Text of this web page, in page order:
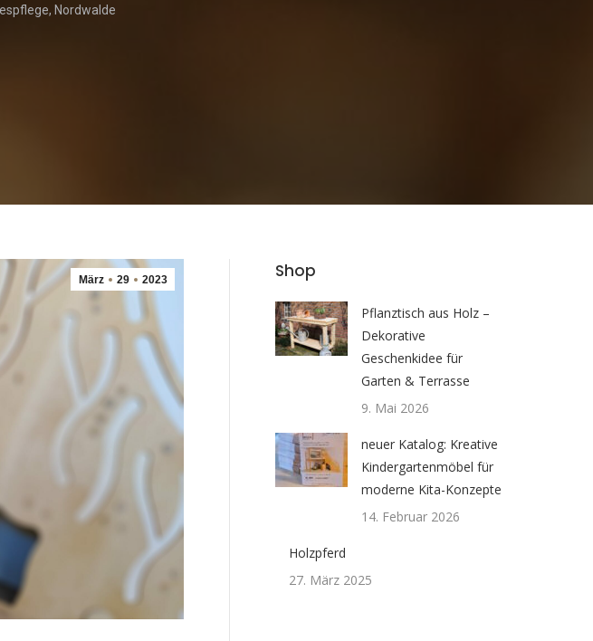
Nordwalde
März 29 2023 Shop
Pflanztisch aus Holz –
Dekorative
Geschenkidee für
Garten & Terrasse
9. Mai 2026
neuer Katalog: Kreative
Kindergartenmöbel für
moderne Kita-Konzepte
14. Februar 2026
Holzpferd
27. März 2025